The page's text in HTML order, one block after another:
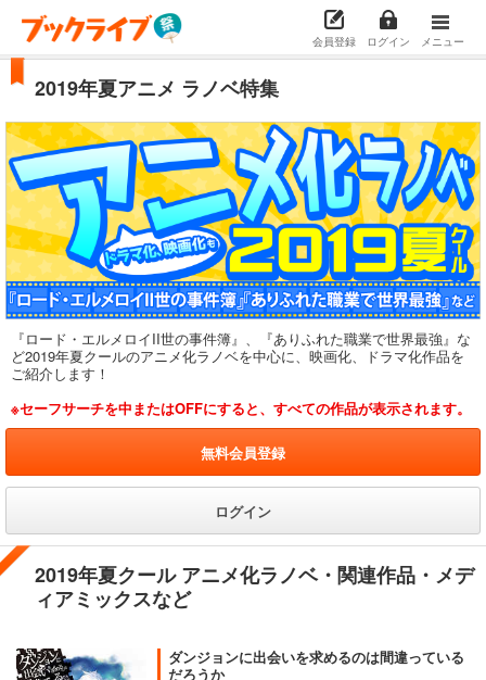
会員登録 ログイン メニュー
2019年夏アニメ ラノベ特集
『ロード・エルメロイII世の事件簿』、『ありふれた職業で世界最強』な
ど2019年夏クールのアニメ化ラノベを中心に、映画化、ドラマ化作品を
ご紹介します！
※セーフサーチを中またはOFFにすると、すべての作品が表示されます。
無料会員登録
ログイン
2019年夏クール アニメ化ラノベ・関連作品・メデ
ィアミックスなど
ダンジョンに出会いを求めるのは間違っている
だろうか